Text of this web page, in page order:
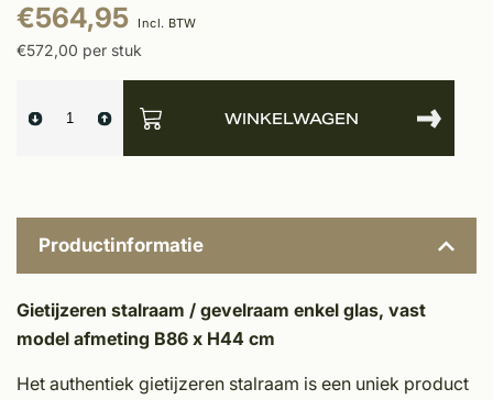
€564,95 Incl. BTW
€572,00 per stuk
WINKELWAGEN
Productinformatie
Gietijzeren stalraam / gevelraam enkel glas, vast
model afmeting B86 x H44 cm
Het authentiek gietijzeren stalraam is een uniek product